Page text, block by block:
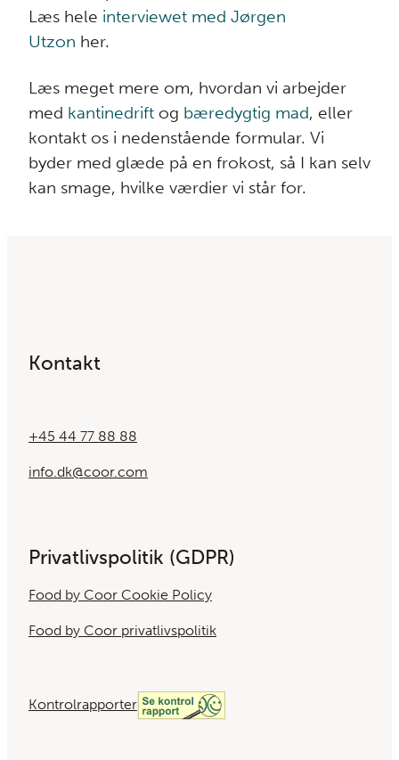
Læs hele interviewet med Jørgen
Utzon her.
Læs meget mere om, hvordan vi arbejder
med kantinedrift og bæredygtig mad, eller
kontakt os i nedenstående formular. Vi
byder med glæde på en frokost, så I kan selv
kan smage, hvilke værdier vi står for.
Kontakt
+45 44 77 88 88
info.dk@coor.com
Privatlivspolitik (GDPR)
Food by Coor Cookie Policy
Food by Coor privatlivspolitik
Kontrolrapporter